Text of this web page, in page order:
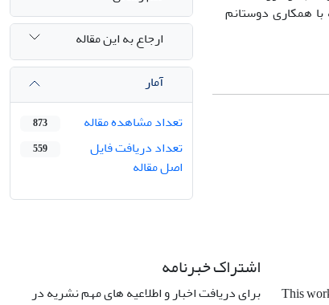
همکاری دوستانم
ارجاع به این مقاله
آمار
تعداد مشاهده مقاله
873
تعداد دریافت فایل
اصل مقاله
559
اشتراک خبرنامه
برای دریافت اخبار و اطلاعیه های مهم نشریه در